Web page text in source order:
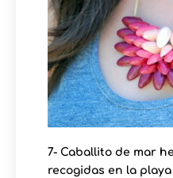
7- Caballito de mar
recogidas en la playa